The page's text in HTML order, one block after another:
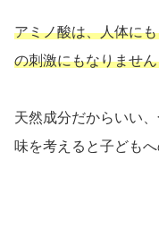
アミノ酸は、人体に
の刺激にもなりませ
天然成分だからいい
味を考えると子ども